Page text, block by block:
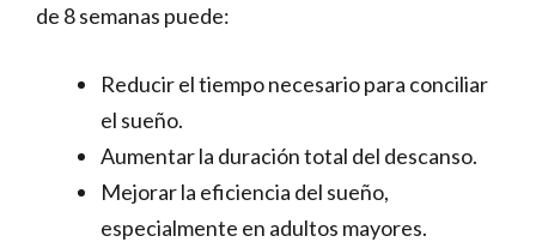
de 8 semanas puede:
Reducir el tiempo necesario para conciliar
el sueño.
Aumentar la duración total del descanso.
Mejorar la eficiencia del sueño,
especialmente en adultos mayores.